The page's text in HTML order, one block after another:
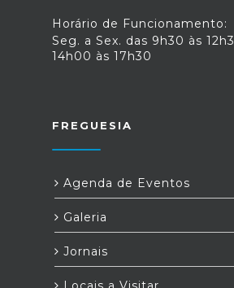
Horário de Funcionamento:
Seg. a Sex. das 9h30 às
14h00 às 17h30
FREGUESIA
Agenda de Eventos
Galeria
Jornais